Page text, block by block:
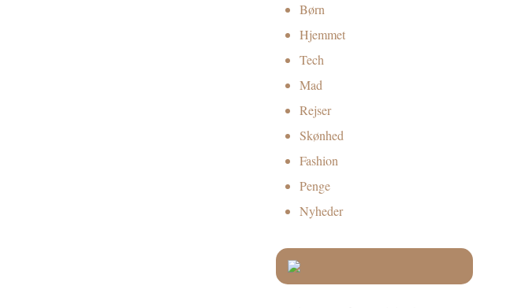
Børn
Hjemmet
Tech
Mad
Rejser
Skønhed
Fashion
Penge
Nyheder